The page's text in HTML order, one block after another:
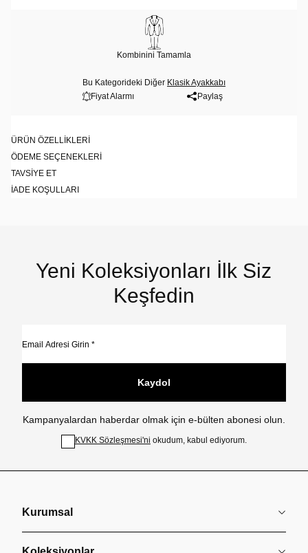
Kombinini Tamamla
Bu Kategorideki Diğer Klasik Ayakkabı
Fiyat Alarmı
Paylaş
ÜRÜN ÖZELLIKLERI
ÖDEME SEÇENEKLERI
TAVSIYE ET
İADE KOŞULLARI
Yeni Koleksiyonları İlk Siz
Keşfedin
Kaydol
Kampanyalardan haberdar olmak için e-bülten abonesi olun.
KVKK Sözleşmesi'ni okudum, kabul ediyorum.
Kurumsal